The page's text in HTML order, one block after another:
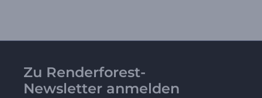
Zu Renderforest-
Newsletter anmelden